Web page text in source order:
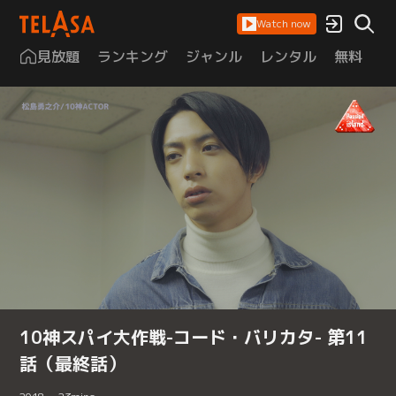
Watch now
見放題 ランキング ジャンル レンタル 無料
10神スパイ大作戦-コード・バリカタ- 第11
話（最終話）